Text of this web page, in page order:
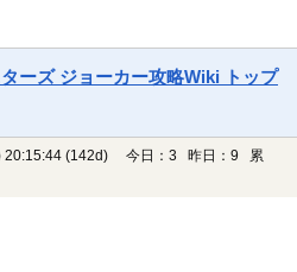
ーズ ジョーカー攻略Wiki トップ
20:15:44 (142d)
今日：3 昨日：9 累